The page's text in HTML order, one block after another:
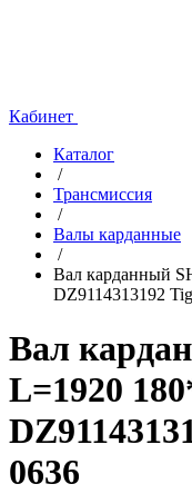
Кабинет
Каталог
/
Трансмиссия
/
Валы карданные
/
Вал карданный
DZ9114313192
Вал
L=1920
0636